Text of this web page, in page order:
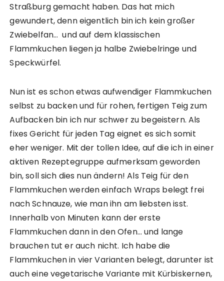
Straßburg gemacht haben. Das hat mich
gewundert, denn eigentlich bin ich kein großer
Zwiebelfan… und auf dem klassischen
Flammkuchen liegen ja halbe Zwiebelringe und
Speckwürfel.
Nun ist es schon etwas aufwendiger Flammkuchen
selbst zu backen und für rohen, fertigen Teig zum
Aufbacken bin ich nur schwer zu begeistern. Als
fixes Gericht für jeden Tag eignet es sich somit
eher weniger. Mit der tollen Idee, auf die ich in einer
aktiven Rezeptegruppe aufmerksam geworden
bin, soll sich dies nun ändern! Als Teig für den
Flammkuchen werden einfach Wraps belegt frei
nach Schnauze, wie man ihn am liebsten isst.
Innerhalb von Minuten kann der erste
Flammkuchen dann in den Ofen… und lange
brauchen tut er auch nicht. Ich habe die
Flammkuchen in vier Varianten belegt, darunter ist
auch eine vegetarische Variante mit Kürbiskernen,